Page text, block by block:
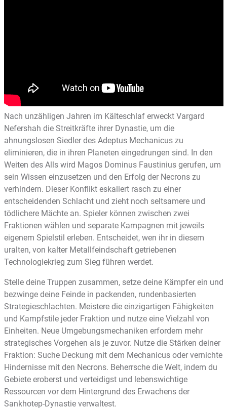
Nach unzähligen Jahren im Kälteschlaf erweckt Vargard
Nefershah die Streitkräfte ihrer Dynastie, um die
ahnungslosen Siedler des Adeptus Mechanicus zu
eliminieren, die in ihren Planeten eingedrungen sind. In den
Weiten des Alls wird Magos Dominus Faustinius gerufen, um
sein Wissen einzusetzen und den Erfolg der Necrons zu
verhindern. Dieser Konflikt eskaliert rasch zu einer
entscheidenden Schlacht und zieht noch seltsamere und
tödlichere Mächte an. Spieler können zwischen zwei
Fraktionen wählen und separate Kampagnen mit jeweils
eigenem Spielstil erleben. Entscheidet, wen ihr in diesem
uralten, von kalter Metallfeindschaft getriebenen
Technologiekrieg zum Sieg führen werdet.
Stelle deine Truppen zusammen, setze deine Kämpfer ein und
bezwinge deine Feinde in packenden, rundenbasierten
Strategieschlachten. Meistere die einzigartigen Fähigkeiten
und Kampfstile jeder Fraktion und nutze eine Vielzahl von
Einheiten. Neue Umgebungsmechaniken erfordern mehr
strategisches Vorgehen als je zuvor. Nutze die Stärken deiner
Fraktion: Suche Deckung mit dem Mechanicus oder vernichte
Hindernisse mit den Necrons. Beherrsche die Welt, indem du
Gebiete eroberst und verteidigst und lebenswichtige
Ressourcen vor dem Hintergrund des Erwachens der
Sankhotep-Dynastie verwaltest.